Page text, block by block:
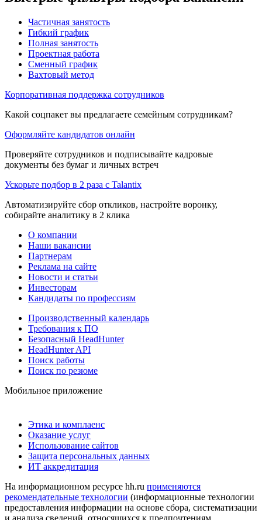
Частичная занятость
Гибкий график
Полная занятость
Проектная работа
Сменный график
Вахтовый метод
Корпоративная поддержка сотрудников
Какой соцпакет вы предлагаете семейным сотрудникам?
Оформляйте кандидатов онлайн
Проверяйте сотрудников и подписывайте кадровые
документы без бумаг и личных встреч
Ускорьте подбор в 2 раза с Talantix
Автоматизируйте сбор откликов, настройте воронку,
собирайте аналитику в 2 клика
О компании
Наши вакансии
Партнерам
Реклама на сайте
Новости и статьи
Инвесторам
Кандидаты по профессиям
Производственный календарь
Требования к ПО
Безопасный HeadHunter
HeadHunter API
Поиск работы
Поиск по резюме
Мобильное приложение
Этика и комплаенс
Оказание услуг
Использование сайтов
Защита персональных данных
ИТ аккредитация
На информационном ресурсе hh.ru применяются
рекомендательные технологии (информационные технологии
предоставления информации на основе сбора, систематизации
и анализа сведений, относящихся к предпочтениям